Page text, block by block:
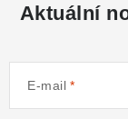
Aktuální
E-mail